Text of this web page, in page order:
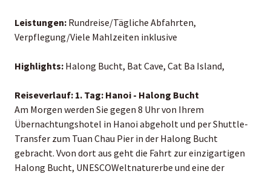
Leistungen: Rundreise/Tägliche Abfahrten,
Verpflegung/Viele Mahlzeiten inklusive
Highlights: Halong Bucht, Bat Cave, Cat Ba Island,
Reiseverlauf: 1. Tag: Hanoi - Halong Bucht
Am Morgen werden Sie gegen 8 Uhr von Ihrem
Übernachtungshotel in Hanoi abgeholt und per Shuttle-
Transfer zum Tuan Chau Pier in der Halong Bucht
gebracht. Vvon dort aus geht die Fahrt zur einzigartigen
Halong Bucht, UNESCOWeltnaturerbe und eine der